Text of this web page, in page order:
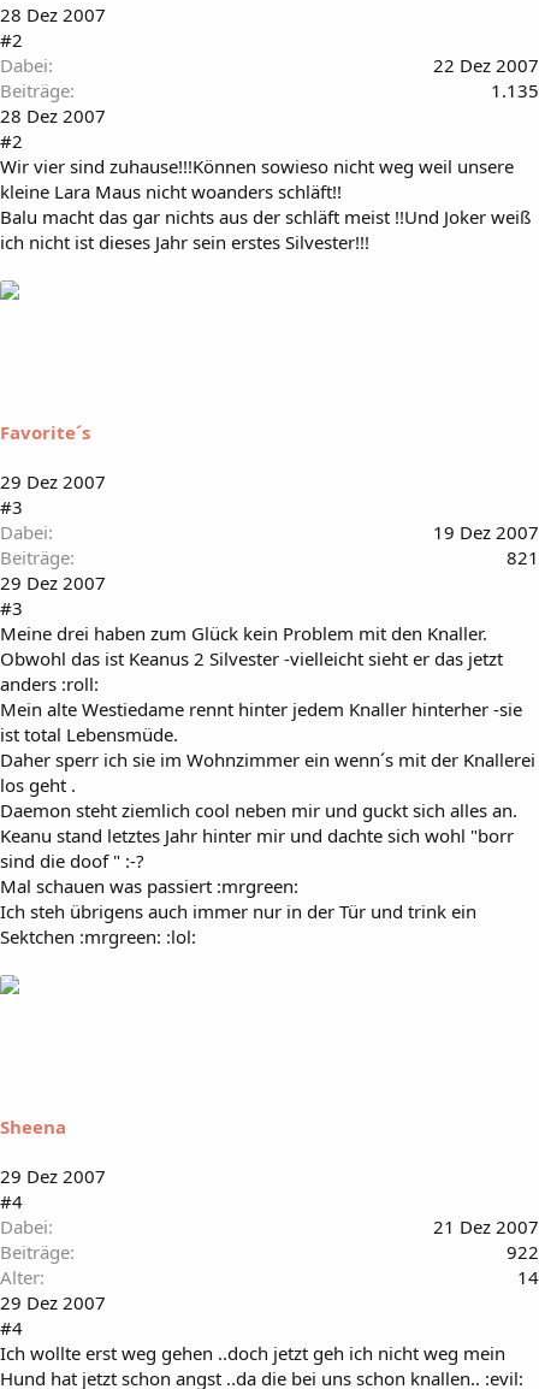
28 Dez 2007
#2
Dabei
22 Dez 2007
Beiträge
1.135
28 Dez 2007
#2
Wir vier sind zuhause!!!Können sowieso nicht weg weil unsere
kleine Lara Maus nicht woanders schläft!!
Balu macht das gar nichts aus der schläft meist !!Und Joker weiß
ich nicht ist dieses Jahr sein erstes Silvester!!!
Favorite´s
29 Dez 2007
#3
Dabei
19 Dez 2007
Beiträge
821
29 Dez 2007
#3
Meine drei haben zum Glück kein Problem mit den Knaller.
Obwohl das ist Keanus 2 Silvester -vielleicht sieht er das jetzt
anders :roll:
Mein alte Westiedame rennt hinter jedem Knaller hinterher -sie
ist total Lebensmüde.
Daher sperr ich sie im Wohnzimmer ein wenn´s mit der Knallerei
los geht .
Daemon steht ziemlich cool neben mir und guckt sich alles an.
Keanu stand letztes Jahr hinter mir und dachte sich wohl "borr
sind die doof " :-?
Mal schauen was passiert :mrgreen:
Ich steh übrigens auch immer nur in der Tür und trink ein
Sektchen :mrgreen: :lol:
Sheena
29 Dez 2007
#4
Dabei
21 Dez 2007
Beiträge
922
Alter
14
29 Dez 2007
#4
Ich wollte erst weg gehen ..doch jetzt geh ich nicht weg mein
Hund hat jetzt schon angst ..da die bei uns schon knallen.. :evil: